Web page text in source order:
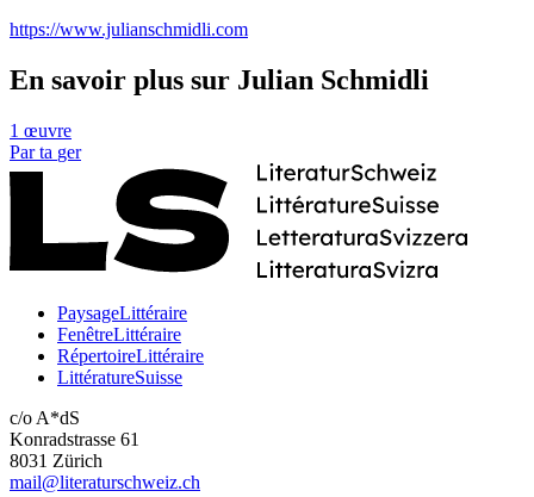
https://www.julianschmidli.com
En savoir plus sur Julian Schmidli
1 œuvre
Par ta ger
PaysageLittéraire
FenêtreLittéraire
RépertoireLittéraire
LittératureSuisse
c/o A*dS
Konradstrasse 61
8031 Zürich
mail@literaturschweiz.ch